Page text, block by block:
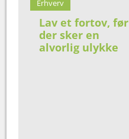
Erhverv
Lav et fortov, før
der sker en
alvorlig ulykke